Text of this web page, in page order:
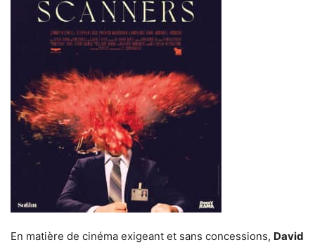
En matière de cinéma exigeant et sans concessions, David